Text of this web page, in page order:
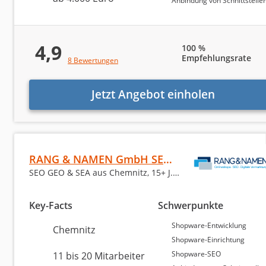
Amazon
Markenaufbau und -strategie
Print-Medien
Sonstiges
Unsere Untersuchung richtet sich gezielt an Firmen,
wertvolle Orientierung für diesen Auswahlprozess.
möglicher Agenturen. Mithilfe unserer Analyse
identifizieren können, während unseriöse
UnsereAuswertung der führenden Shopware-
4,9 8 Bewertungen
100 %
Empfehlungsrate
Jetzt Angebot einholen
RANG & NAMEN GmbH SEO • GEO • SEA • Shops
SEO GEO & SEA aus Chemnitz, 15+ J. Erfahrung
Key-Facts
Chemnitz
11 bis 20 Mitarbeiter
Schwerpunkte
Shopware-Entwicklung
Shopware-Einrichtung
Shopware-SEO